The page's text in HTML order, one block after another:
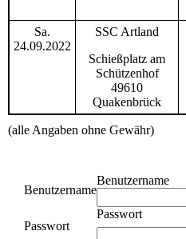
Sa.
24.09.2022
SSC Artland
Schießplatz am
Schützenhof
49610
Quakenbrück
(alle Angaben ohne Gewähr)
Benutzername
Benutzername
Passwort
Passwort